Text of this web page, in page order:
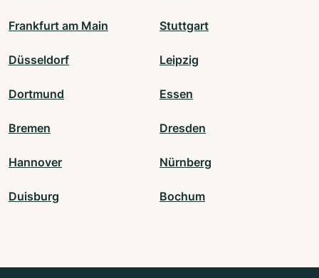
Frankfurt am Main Stuttgart
Düsseldorf Leipzig
Dortmund Essen
Bremen Dresden
Hannover Nürnberg
Duisburg Bochum